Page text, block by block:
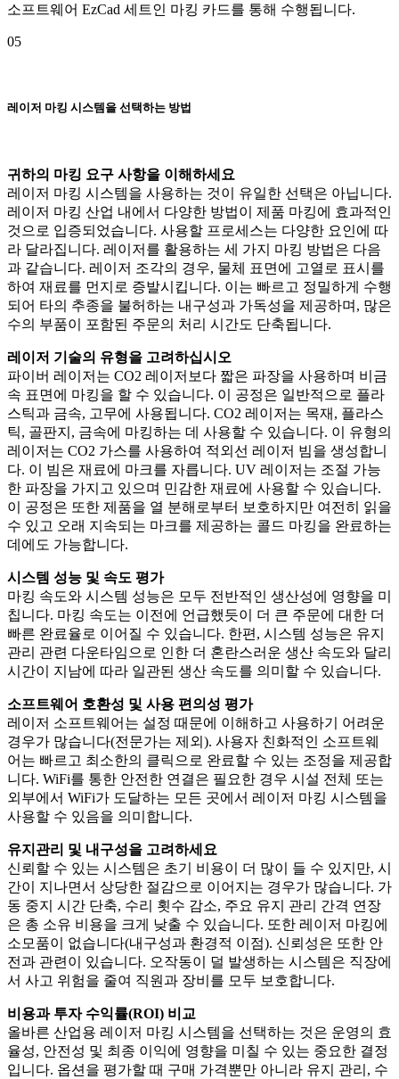
소프트웨어 EzCad 세트인 마킹 카드를 통해 수행됩니다.
05
레이저 마킹 시스템을 선택하는 방법
귀하의 마킹 요구 사항을 이해하세요
레이저 마킹 시스템을 사용하는 것이 유일한 선택은 아닙니다.
레이저 마킹 산업 내에서 다양한 방법이 제품 마킹에 효과적인
것으로 입증되었습니다. 사용할 프로세스는 다양한 요인에 따
라 달라집니다. 레이저를 활용하는 세 가지 마킹 방법은 다음
과 같습니다. 레이저 조각의 경우, 물체 표면에 고열로 표시를
하여 재료를 먼지로 증발시킵니다. 이는 빠르고 정밀하게 수행
되어 타의 추종을 불허하는 내구성과 가독성을 제공하며, 많은
수의 부품이 포함된 주문의 처리 시간도 단축됩니다.
레이저 기술의 유형을 고려하십시오
파이버 레이저는 CO2 레이저보다 짧은 파장을 사용하며 비금
속 표면에 마킹을 할 수 있습니다. 이 공정은 일반적으로 플라
스틱과 금속, 고무에 사용됩니다. CO2 레이저는 목재, 플라스
틱, 골판지, 금속에 마킹하는 데 사용할 수 있습니다. 이 유형의
레이저는 CO2 가스를 사용하여 적외선 레이저 빔을 생성합니
다. 이 빔은 재료에 마크를 자릅니다. UV 레이저는 조절 가능
한 파장을 가지고 있으며 민감한 재료에 사용할 수 있습니다.
이 공정은 또한 제품을 열 분해로부터 보호하지만 여전히 읽을
수 있고 오래 지속되는 마크를 제공하는 콜드 마킹을 완료하는
데에도 가능합니다.
시스템 성능 및 속도 평가
마킹 속도와 시스템 성능은 모두 전반적인 생산성에 영향을 미
칩니다. 마킹 속도는 이전에 언급했듯이 더 큰 주문에 대한 더
빠른 완료율로 이어질 수 있습니다. 한편, 시스템 성능은 유지
관리 관련 다운타임으로 인한 더 혼란스러운 생산 속도와 달리
시간이 지남에 따라 일관된 생산 속도를 의미할 수 있습니다.
소프트웨어 호환성 및 사용 편의성 평가
레이저 소프트웨어는 설정 때문에 이해하고 사용하기 어려운
경우가 많습니다(전문가는 제외). 사용자 친화적인 소프트웨
어는 빠르고 최소한의 클릭으로 완료할 수 있는 조정을 제공합
니다. WiFi를 통한 안전한 연결은 필요한 경우 시설 전체 또는
외부에서 WiFi가 도달하는 모든 곳에서 레이저 마킹 시스템을
사용할 수 있음을 의미합니다.
유지관리 및 내구성을 고려하세요
신뢰할 수 있는 시스템은 초기 비용이 더 많이 들 수 있지만, 시
간이 지나면서 상당한 절감으로 이어지는 경우가 많습니다. 가
동 중지 시간 단축, 수리 횟수 감소, 주요 유지 관리 간격 연장
은 총 소유 비용을 크게 낮출 수 있습니다. 또한 레이저 마킹에
소모품이 없습니다(내구성과 환경적 이점). 신뢰성은 또한 안
전과 관련이 있습니다. 오작동이 덜 발생하는 시스템은 직장에
서 사고 위험을 줄여 직원과 장비를 모두 보호합니다.
비용과 투자 수익률(ROI) 비교
올바른 산업용 레이저 마킹 시스템을 선택하는 것은 운영의 효
율성, 안전성 및 최종 이익에 영향을 미칠 수 있는 중요한 결정
입니다. 옵션을 평가할 때 구매 가격뿐만 아니라 유지 관리, 수